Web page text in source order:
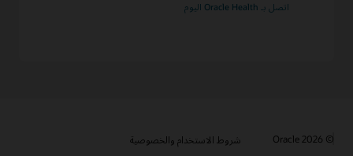
اتصل بـ Oracle Health اليوم
© 2026 Oracle
شروط الاستخدام والخصوصية